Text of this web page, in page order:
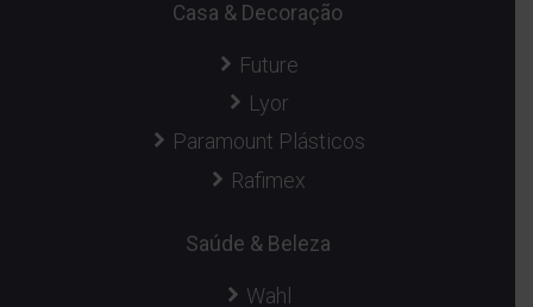
Casa & Decoração
Future
Lyor
Paramount Plásticos
Rafimex
Saúde & Beleza
Wahl